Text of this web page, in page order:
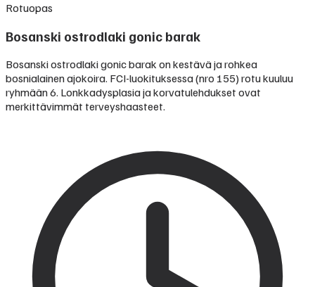
Rotuopas
Bosanski ostrodlaki gonic barak
Bosanski ostrodlaki gonic barak on kestävä ja rohkea
bosnialainen ajokoira. FCI-luokituksessa (nro 155) rotu kuuluu
ryhmään 6. Lonkkadysplasia ja korvatulehdukset ovat
merkittävimmät terveyshaasteet.